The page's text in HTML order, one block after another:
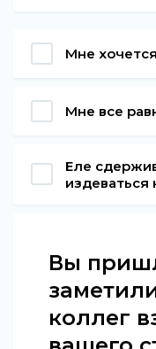
Мне
Мне все
Еле
издеваться
Вы
коллег